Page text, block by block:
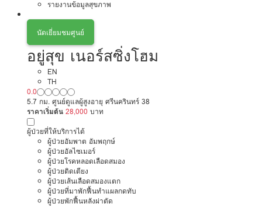
รายงานข้อมูลสุขภาพ
นัดเยี่ยมชมศูนย์
อยู่สุข เนอร์สซิ่งโฮม
EN
TH
0.0
5.7 กม. ศูนย์ดูแลผู้สูงอายุ ศรีนครินทร์ 38
ราคาเริ่มต้น 28,000 บาท
ผู้ป่วยที่ให้บริการได้
ผู้ป่วยอัมพาต อัมพฤกษ์
ผู้ป่วยอัลไซเมอร์
ผู้ป่วยโรคหลอดเลือดสมอง
ผู้ป่วยติดเตียง
ผู้ป่วยเส้นเลือดสมองแตก
ผู้ป่วยที่มาพักฟื้นทำแผลกดทับ
ผู้ป่วยพักฟื้นหลังผ่าตัด